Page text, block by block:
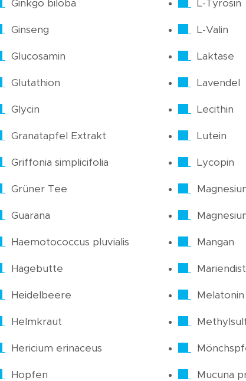
Ginkgo biloba
Ginseng
Glucosamin
Glutathion
Glycin
Granatapfel Extrakt
Griffonia simplicifolia
Grüner Tee
Guarana
Haemotococcus pluvialis
Hagebutte
Heidelbeere
Helmkraut
Hericium erinaceus
Hopfen
L-Tyrosin
L-Valin
Laktase
Lavendel
Lecithin
Lutein
Lycopin
Mangan
Melatonin
Mucuna